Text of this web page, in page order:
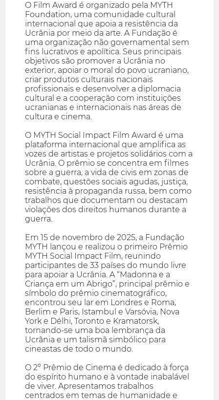
O Film Award é organizado pela MYTH
Foundation, uma comunidade cultural
internacional que apoia a resistência da
Ucrânia por meio da arte. A Fundação é
uma organização não governamental sem
fins lucrativos e apolítica. Seus principais
objetivos são promover a Ucrânia no
exterior, apoiar o moral do povo ucraniano,
criar produtos culturais nacionais
profissionais e desenvolver a diplomacia
cultural e a cooperação com instituições
ucranianas e internacionais nas áreas de
cultura e cinema.
O MYTH Social Impact Film Award é uma
plataforma internacional que amplifica as
vozes de artistas e projetos solidários com a
Ucrânia. O prêmio se concentra em filmes
sobre a guerra, a vida de civis em zonas de
combate, questões sociais agudas, justiça,
resistência à propaganda russa, bem como
trabalhos que documentam ou destacam
violações dos direitos humanos durante a
guerra.
Em 15 de novembro de 2025, a Fundação
MYTH lançou e realizou o primeiro Prêmio
MYTH Social Impact Film, reunindo
participantes de 33 países do mundo livre
para apoiar a Ucrânia. A “Madonna e a
Criança em um Abrigo”, principal prêmio e
símbolo do prêmio cinematográfico,
encontrou seu lar em Londres e Roma,
Berlim e Paris, Istambul e Varsóvia, Nova
York e Délhi, Toronto e Kramatorsk,
tornando-se uma boa lembrança da
Ucrânia e um talismã simbólico para
cineastas de todo o mundo.
O 2º Prêmio de Cinema é dedicado à força
do espírito humano e à vontade inabalável
de viver. Apresentamos trabalhos
centrados em temas de humanidade e